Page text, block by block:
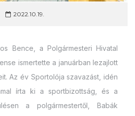
2022.10.19.
Bence, a Polgármesteri Hivatal
ismertette a januárban lezajlott
Az év Sportolója szavazást, idén
írta ki a sportbizottság, és a
a polgármestertől, Babák